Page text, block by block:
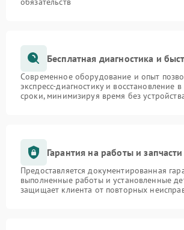
Бесплатная диагностика и
Современное оборудование и опыт
экспресс-диагностику и восстановление
сроки, минимизируя время без
Гарантия на работы и запчасти
Предоставляется документированная
выполненные работы и установленные
защищает клиента от повторных